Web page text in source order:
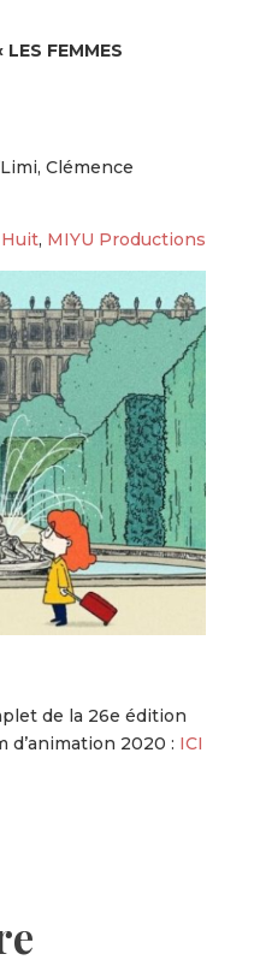
LES FEMMES
Clémence
Huit, MIYU Productions
de la 26e édition
d’animation 2020 : ICI